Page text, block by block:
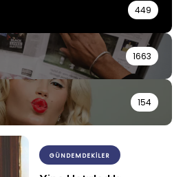
449
1663
154
GÜNDEMDEKILER